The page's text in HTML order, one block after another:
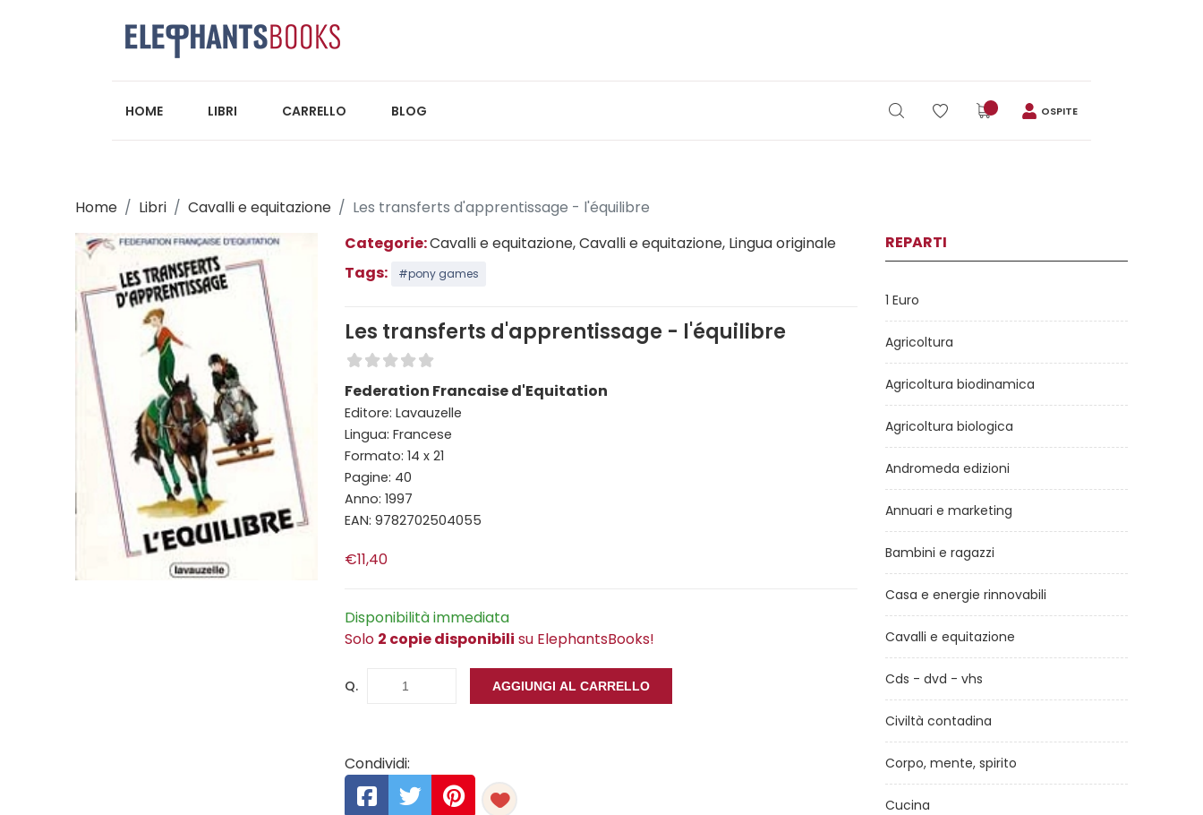
HOME LIBRI CARRELLO BLOG OSPITE
Home Libri Cavalli e equitazione
Les transferts d'apprentissage - l'équilibre
Categorie:Cavalli e equitazione, Cavalli e equitazione, Lingua originale
Tags:
#pony games
Les transferts d'apprentissage - l'équilibre
Federation Francaise d'Equitation
Editore: Lavauzelle
Lingua: Francese
Formato: 14 x 21
Pagine: 40
Anno: 1997
EAN: 9782702504055
€11,40
Disponibilità immediata
Solo 2 copie disponibili su ElephantsBooks!
Q. AGGIUNGI AL CARRELLO
Condividi:
REPARTI
1 Euro
Agricoltura
Agricoltura biodinamica
Agricoltura biologica
Andromeda edizioni
Annuari e marketing
Bambini e ragazzi
Casa e energie rinnovabili
Cavalli e equitazione
Cds - dvd - vhs
Civiltà contadina
Corpo, mente, spirito
Cucina